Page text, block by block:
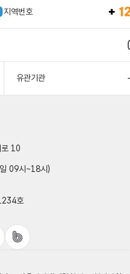
지역번호
유관기관
10
09시~18시)
호